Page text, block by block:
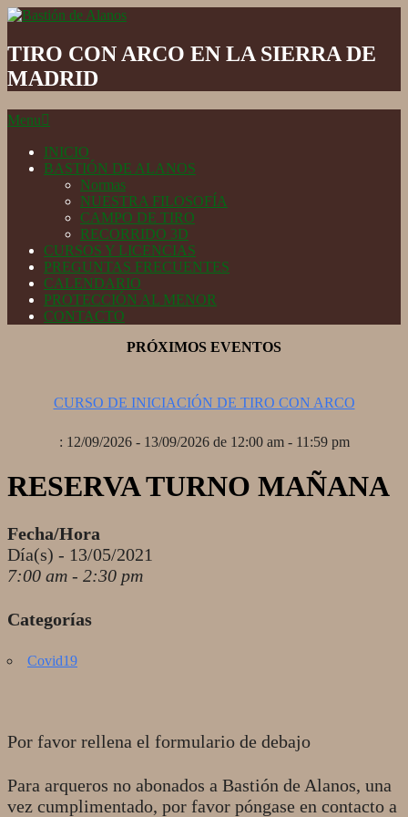
Skip
content
de
Alanos
TIRO CON ARCO EN LA SIERRA DE
MADRID
Secondary
Menu
Menu
INICIO
BASTIÓN DE ALANOS
Normas
NUESTRA FILOSOFÍA
CAMPO DE TIRO
RECORRIDO 3D
CURSOS Y LICENCIAS
PREGUNTAS FRECUENTES
CALENDARIO
PROTECCIÓN AL MENOR
CONTACTO
PRÓXIMOS EVENTOS
CURSO DE INICIACIÓN DE TIRO CON ARCO
: 12/09/2026 - 13/09/2026 de 12:00 am - 11:59 pm
RESERVA TURNO MAÑANA
Fecha/Hora
Día(s) - 13/05/2021
7:00 am - 2:30 pm
Categorías
Covid19
Por favor rellena el formulario de debajo
Para arqueros no abonados a Bastión de Alanos, una
vez cumplimentado, por favor póngase en contacto a